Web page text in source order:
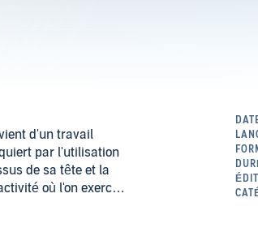
d'un travail
par l'utilisation
de sa tête et la
où l'on exerce,
en exploitant au